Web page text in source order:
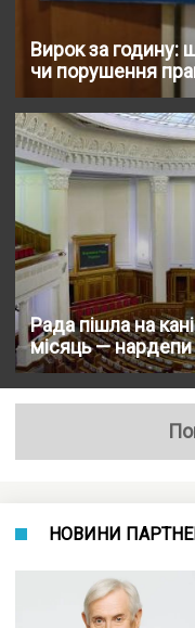
Вирок за годину:
чи порушення
Рада пішла на
місяць — нардепи
НОВИНИ